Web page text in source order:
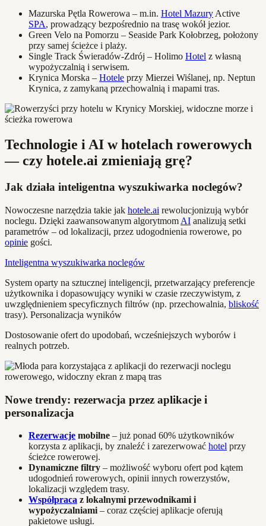
Mazurska Pętla Rowerowa – m.in. Hotel Mazury Active
SPA, prowadzący bezpośrednio na trasę wokół jezior.
Green Velo na Pomorzu – Seaside Park Kołobrzeg, położony
przy samej ścieżce i plaży.
Single Track Świeradów-Zdrój – Holimo Hotel z własną
wypożyczalnią i serwisem.
Krynica Morska – Hotele przy Mierzei Wiślanej, np. Neptun
Krynica, z zamykaną przechowalnią i mapami tras.
Technologie i AI w hotelach rowerowych
— czy hotele.ai zmieniają grę?
Jak działa inteligentna wyszukiwarka noclegów?
Nowoczesne narzędzia takie jak hotele.ai rewolucjonizują wybór
noclegu. Dzięki zaawansowanym algorytmom AI analizują setki
parametrów – od lokalizacji, przez udogodnienia rowerowe, po
opinie gości.
Inteligentna wyszukiwarka noclegów
System oparty na sztucznej inteligencji, przetwarzający preferencje
użytkownika i dopasowujący wyniki w czasie rzeczywistym, z
uwzględnieniem specyficznych filtrów (np. przechowalnia, bliskość
trasy). Personalizacja wyników
Dostosowanie ofert do upodobań, wcześniejszych wyborów i
realnych potrzeb.
Nowe trendy: rezerwacja przez aplikacje i
personalizacja
Rezerwacje mobilne – już ponad 60% użytkowników
korzysta z aplikacji, by znaleźć i zarezerwować hotel przy
ścieżce rowerowej.
Dynamiczne filtry – możliwość wyboru ofert pod kątem
udogodnień rowerowych, opinii innych rowerzystów,
lokalizacji względem trasy.
Współpraca z lokalnymi przewodnikami i
wypożyczalniami – coraz częściej aplikacje oferują
pakietowe usługi.